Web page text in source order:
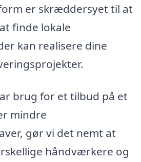
er skræddersyet til at
finde lokale
kan realisere dine
brug for et tilbud på et
mindre
gør vi det nemt at
håndværkere og